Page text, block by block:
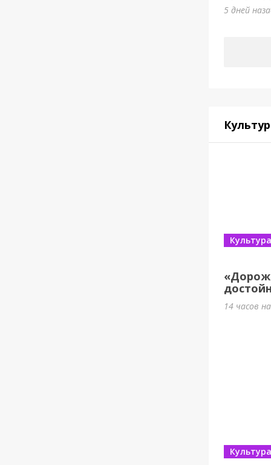
5 дней
Культура
14 часов
Культура